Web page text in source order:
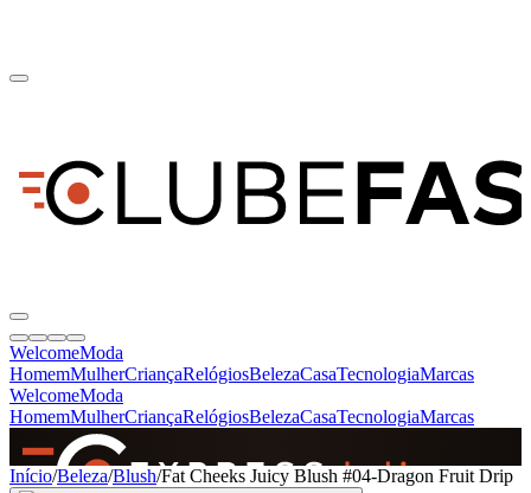
WelcomeModa
HomemMulherCriançaRelógiosBelezaCasaTecnologiaMarcas
WelcomeModa
HomemMulherCriançaRelógiosBelezaCasaTecnologiaMarcas
SINCE 2005
Início/Beleza/Blush/Fat Cheeks Juicy Blush #04-Dragon Fruit Drip